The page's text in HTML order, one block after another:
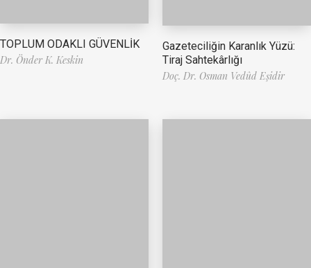
TOPLUM ODAKLI GÜVENLİK
Dr. Önder K. Keskin
Gazeteciliğin Karanlık Yüzü:
Tiraj Sahtekârlığı
Doç. Dr. Osman Vedûd Eşidir